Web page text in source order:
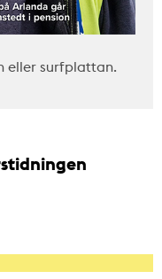
eller surfplattan.